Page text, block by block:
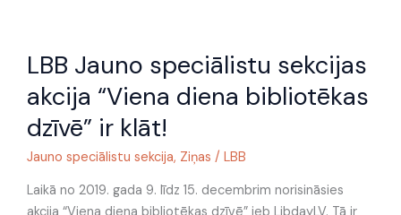
LBB Jauno speciālistu sekcijas
akcija “Viena diena bibliotēkas
dzīvē” ir klāt!
Jauno speciālistu sekcija, Ziņas / LBB
Laikā no 2019. gada 9. līdz 15. decembrim norisināsies
Jauno
sekcijas
akcija
bibliotēkas
dzīvē”